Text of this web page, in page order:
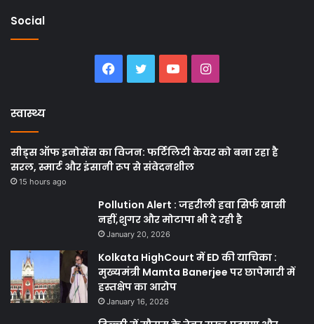
Social
Facebook
TwitterYouTubeInstagram
स्वास्थ्य
सीड्स ऑफ इनोसेंस का विजन: फर्टिलिटी केयर को बना रहा है
सरल, स्मार्ट और इंसानी रूप से संवेदनशील
15 hours ago
Pollution Alert : जहरीली हवा सिर्फ खासी
नहीं,शुगर और मोटापा भी दे रही है
January 20, 2026
Kolkata HighCourt में ED की याचिका :
मुख्यमंत्री Mamta Banerjee पर छापेमारी में
हस्तक्षेप का आरोप
January 16, 2026